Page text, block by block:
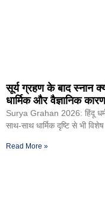
सूर्य ग्रहण के बाद स्नान
धार्मिक और वैज्ञानिक कारण
Surya Grahan 2026: हिंदू
साथ-साथ धार्मिक दृष्टि से भी
Read More »